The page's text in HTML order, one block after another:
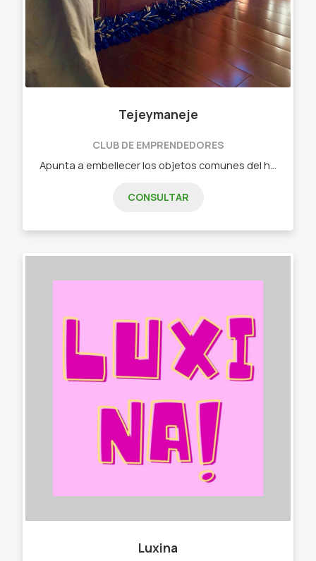
Tejeymaneje
CLUB DE EMPRENDEDORES
CONSULTAR
Luxina